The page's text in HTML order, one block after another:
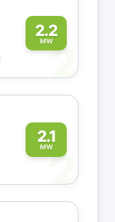
2.2
MW2
2.1
MW2